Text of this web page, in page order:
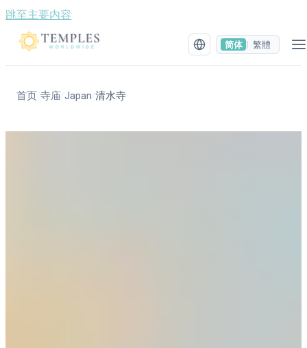
跳至主要内容
简体 繁體
首页/寺庙/Japan /清水寺